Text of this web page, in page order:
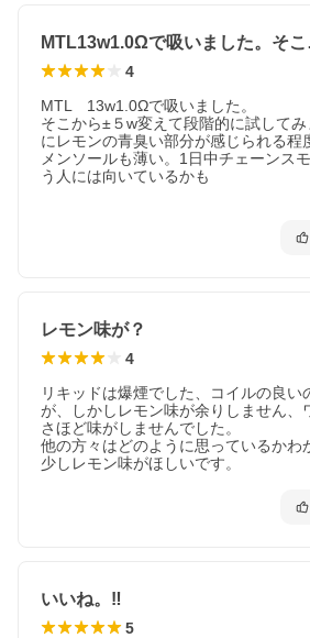
MTL13w1.0Ωで吸いました。そ
4
MTL　13w1.0Ωで吸いました。
そこから±５w変えて段階的に試して
にレモンの青臭い部分が感じられる程
メンソールも薄い。1日中チェーンス
う人には向いているかも
レモン味が？
4
リキッドは爆煙でした、コイルの良い
が、しかしレモン味が余りしません、
さほど味がしませんでした。
他の方々はどのように思っているかわ
少しレモン味がほしいです。
いいね。‼️
5